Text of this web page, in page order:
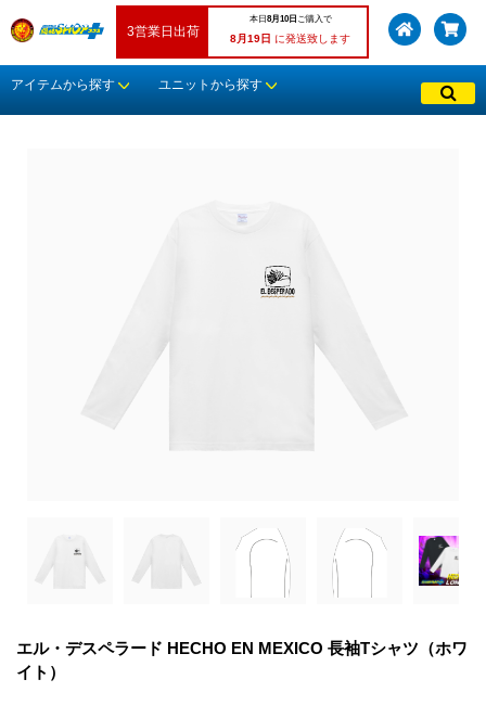
3営業日出荷
本日 8月10日 ご購入で
8月19日 に発送致します
アイテムから探す ユニットから探す
エル・デスペラード HECHO EN MEXICO 長袖Tシャツ（ホワ
イト）